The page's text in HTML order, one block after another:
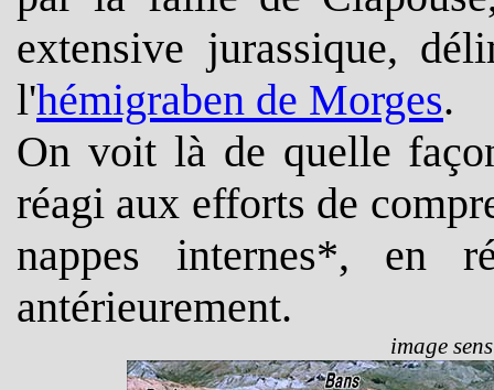
extensive jurassique,
l'hémigraben de Morges.
On voit là de quelle
réagi aux efforts de
nappes internes*, en
antérieurement.
image